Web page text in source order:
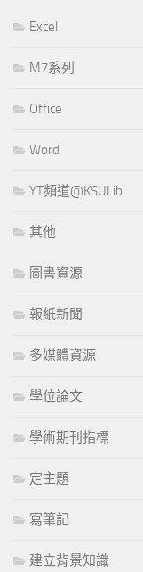
Excel
M7系列
Office
Word
YT頻道@KSULib
其他
圖書資源
報紙新聞
多媒體資源
學位論文
學術期刊指標
定主題
寫筆記
建立背景知識